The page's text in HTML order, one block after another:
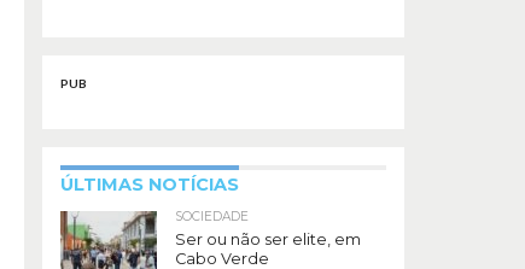
PUB
ÚLTIMAS NOTÍCIAS
SOCIEDADE
Ser ou não ser elite, em
Cabo Verde